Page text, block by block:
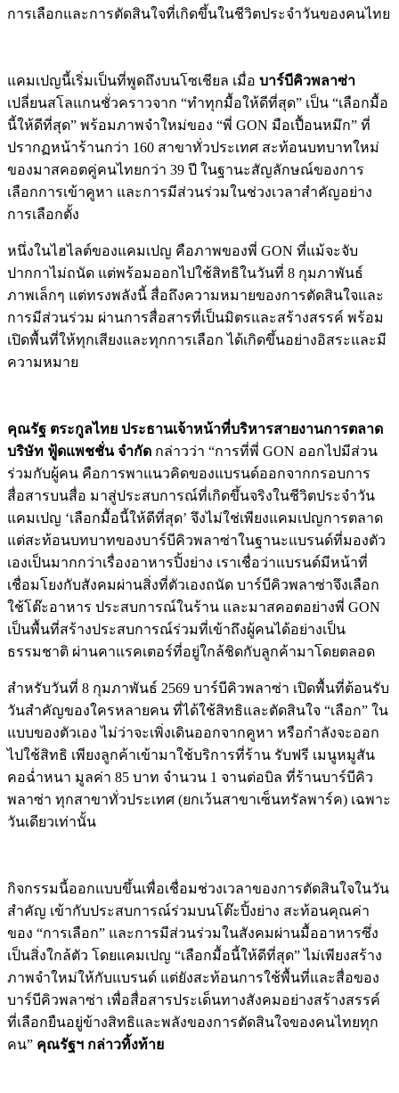
การเลือกและการตัดสินใจที่เกิดขึ้นในชีวิตประจำวันของคนไทย
แคมเปญนี้เริ่มเป็นที่พูดถึงบนโซเชียล เมื่อ บาร์บีคิวพลาซ่า
เปลี่ยนสโลแกนชั่วคราวจาก “ทำทุกมื้อให้ดีที่สุด” เป็น “เลือกมื้อ
นี้ให้ดีที่สุด” พร้อมภาพจำใหม่ของ “พี่ GON มือเปื้อนหมึก” ที่
ปรากฏหน้าร้านกว่า 160 สาขาทั่วประเทศ สะท้อนบทบาทใหม่
ของมาสคอตคู่คนไทยกว่า 39 ปี ในฐานะสัญลักษณ์ของการ
เลือกการเข้าคูหา และการมีส่วนร่วมในช่วงเวลาสำคัญอย่าง
การเลือกตั้ง
หนึ่งในไฮไลต์ของแคมเปญ คือภาพของพี่ GON ที่แม้จะจับ
ปากกาไม่ถนัด แต่พร้อมออกไปใช้สิทธิในวันที่ 8 กุมภาพันธ์
ภาพเล็กๆ แต่ทรงพลังนี้ สื่อถึงความหมายของการตัดสินใจและ
การมีส่วนร่วม ผ่านการสื่อสารที่เป็นมิตรและสร้างสรรค์ พร้อม
เปิดพื้นที่ให้ทุกเสียงและทุกการเลือก ได้เกิดขึ้นอย่างอิสระและมี
ความหมาย
คุณรัฐ ตระกูลไทย ประธานเจ้าหน้าที่บริหารสายงานการตลาด
บริษัท ฟู้ดแพชชั่น จำกัด กล่าวว่า “การที่พี่ GON ออกไปมีส่วน
ร่วมกับผู้คน คือการพาแนวคิดของแบรนด์ออกจากกรอบการ
สื่อสารบนสื่อ มาสู่ประสบการณ์ที่เกิดขึ้นจริงในชีวิตประจำวัน
แคมเปญ ‘เลือกมื้อนี้ให้ดีที่สุด’ จึงไม่ใช่เพียงแคมเปญการตลาด
แต่สะท้อนบทบาทของบาร์บีคิวพลาซ่าในฐานะแบรนด์ที่มองตัว
เองเป็นมากกว่าเรื่องอาหารปิ้งย่าง เราเชื่อว่าแบรนด์มีหน้าที่
เชื่อมโยงกับสังคมผ่านสิ่งที่ตัวเองถนัด บาร์บีคิวพลาซ่าจึงเลือก
ใช้โต๊ะอาหาร ประสบการณ์ในร้าน และมาสคอตอย่างพี่ GON
เป็นพื้นที่สร้างประสบการณ์ร่วมที่เข้าถึงผู้คนได้อย่างเป็น
ธรรมชาติ ผ่านคาแรคเตอร์ที่อยู่ใกล้ชิดกับลูกค้ามาโดยตลอด
สำหรับวันที่ 8 กุมภาพันธ์ 2569 บาร์บีคิวพลาซ่า เปิดพื้นที่ต้อนรับ
วันสำคัญของใครหลายคน ที่ได้ใช้สิทธิและตัดสินใจ “เลือก” ใน
แบบของตัวเอง ไม่ว่าจะเพิ่งเดินออกจากคูหา หรือกำลังจะออก
ไปใช้สิทธิ เพียงลูกค้าเข้ามาใช้บริการที่ร้าน รับฟรี เมนูหมูสัน
คอฉ่ำหนา มูลค่า 85 บาท จำนวน 1 จานต่อบิล ที่ร้านบาร์บีคิว
พลาซ่า ทุกสาขาทั่วประเทศ (ยกเว้นสาขาเซ็นทรัลพาร์ค) เฉพาะ
วันเดียวเท่านั้น
กิจกรรมนี้ออกแบบขึ้นเพื่อเชื่อมช่วงเวลาของการตัดสินใจในวัน
สำคัญ เข้ากับประสบการณ์ร่วมบนโต๊ะปิ้งย่าง สะท้อนคุณค่า
ของ “การเลือก” และการมีส่วนร่วมในสังคมผ่านมื้ออาหารซึ่ง
เป็นสิ่งใกล้ตัว โดยแคมเปญ “เลือกมื้อนี้ให้ดีที่สุด” ไม่เพียงสร้าง
ภาพจำใหม่ให้กับแบรนด์ แต่ยังสะท้อนการใช้พื้นที่และสื่อของ
บาร์บีคิวพลาซ่า เพื่อสื่อสารประเด็นทางสังคมอย่างสร้างสรรค์
ที่เลือกยืนอยู่ข้างสิทธิและพลังของการตัดสินใจของคนไทยทุก
คน” คุณรัฐฯ กล่าวทิ้งท้าย